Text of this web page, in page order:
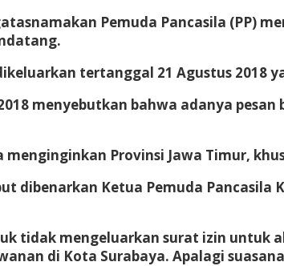
Pemuda Pancasila (PP)
tertanggal 21 Agustus 2018
menyebutkan bahwa adanya
Provinsi Jawa Timur,
dibenarkan Ketua Pemuda
tidak mengeluarkan surat izin untuk
di Kota Surabaya. Apalagi